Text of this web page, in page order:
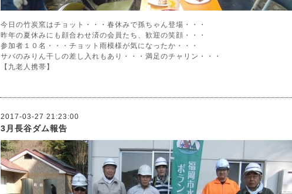
今日の竹炭窯はチョット・・・春休みで孫ちゃん登場・・・
昨年の夏休みにも顔合わせ済の会員たち、歓迎の笑顔・・・
参加者１０名・・・チョット雨模様が気になったか・・・
サバのみりん干しの差し入れもあり・・・満足のチャリン・・・
【九老人携帯】
2017-03-27 21:23:00
3月長谷ダム報告